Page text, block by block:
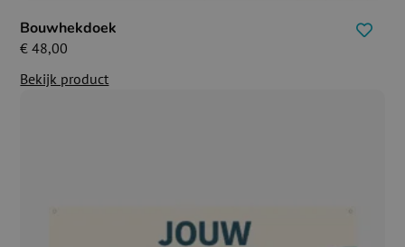
Bouwhekdoek
€ 48,00
Bekijk product